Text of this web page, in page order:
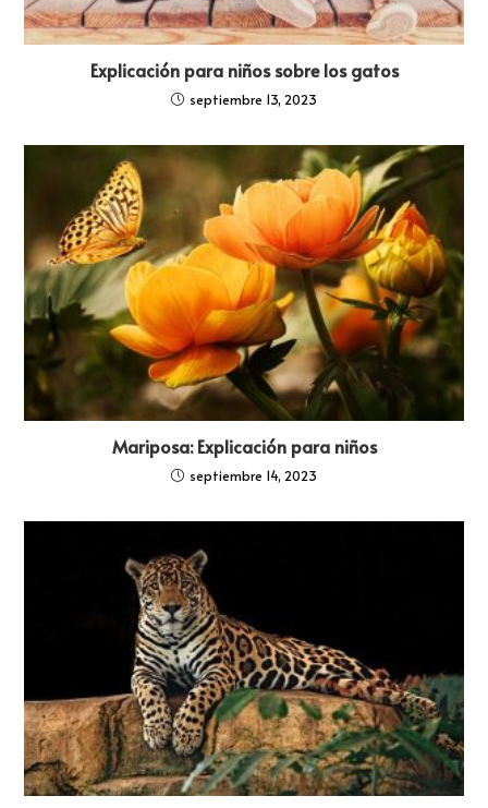
Explicación para niños sobre los gatos
septiembre 13, 2023
Mariposa: Explicación para niños
septiembre 14, 2023